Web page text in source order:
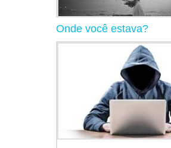
Onde você estava?